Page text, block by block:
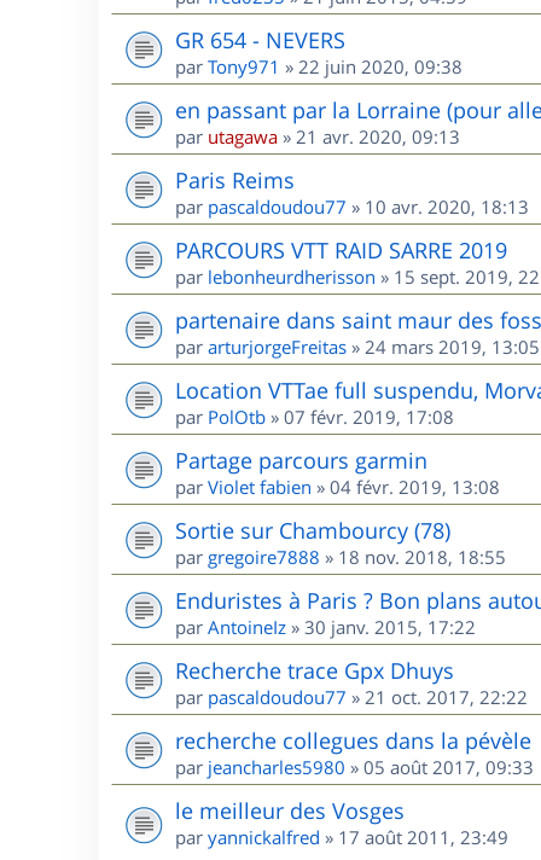
GR 654 - NEVERS
par Tony971 » 22 juin 2020, 09:38
en passant par la Lorraine (pour
par utagawa » 21 avr. 2020, 09:13
Paris Reims
par pascaldoudou77 » 10 avr. 2020, 18:13
PARCOURS VTT RAID SARRE 2019
par lebonheurdherisson » 15 sept. 2019,
partenaire dans saint maur des
par arturjorgeFreitas » 24 mars 2019, 13:05
Location VTTae full suspendu,
par PolOtb » 07 févr. 2019, 17:08
Partage parcours garmin
par Violet fabien » 04 févr. 2019, 13:08
Sortie sur Chambourcy (78)
par gregoire7888 » 18 nov. 2018, 18:55
Enduristes à Paris ? Bon plans
par AntoineIz » 30 janv. 2015, 17:22
Recherche trace Gpx Dhuys
par pascaldoudou77 » 21 oct. 2017, 22:22
recherche collegues dans la pévèle
par jeancharles5980 » 05 août 2017, 09:33
le meilleur des Vosges
par yannickalfred » 17 août 2011, 23:49